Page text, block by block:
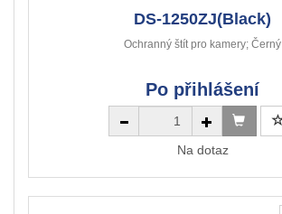
DS-1250ZJ(Black)
Ochranný štít pro kamery; Černý
Po přihlášení
Na dotaz